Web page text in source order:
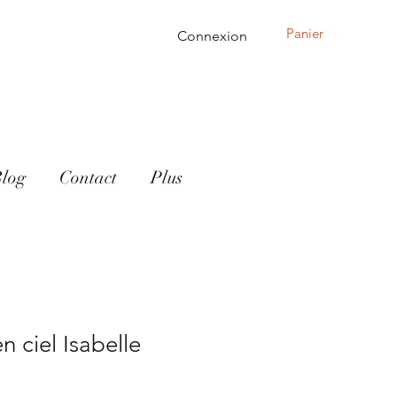
Panier
Connexion
Contact Plus
ciel Isabelle